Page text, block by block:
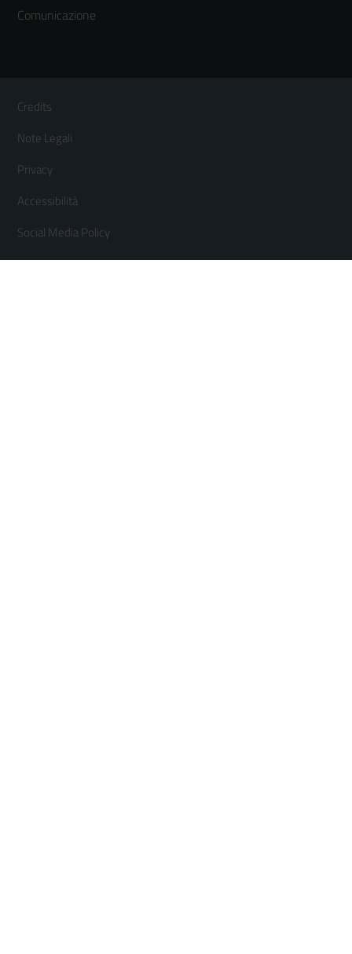
Comunicazione
Footer
Menù
orizzontale
Credits
Note Legali
Privacy
Accessibilità
Social Media Policy